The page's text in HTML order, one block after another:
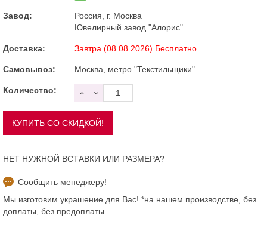
Завод:
Россия, г. Москва
Ювелирный завод "Алорис"
Доставка: Завтра (08.08.2026) Бесплатно
Самовывоз: Москва, метро "Текстильщики"
Количество:
НЕТ НУЖНОЙ ВСТАВКИ ИЛИ РАЗМЕРА?
Сообщить менеджеру!
Мы изготовим украшение для Вас! *на нашем производстве, без
доплаты, без предоплаты